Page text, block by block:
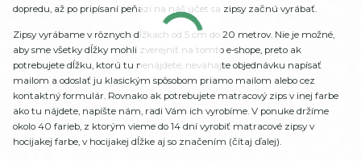
dopredu, až po pripísaní peňazí na náš účet sa zipsy začnú vyrábať.
Zipsy vyrábame v rôznych dĺžkach od 5 cm do 20 metrov. Nie je možné,
aby sme všetky dĺžky mohli zverejniť na tomto e-shope, preto ak
potrebujete dĺžku, ktorú tu nenájdete, neváhajte objednávku napísať
mailom a odoslať ju klasickým spôsobom priamo mailom alebo cez
kontaktný formulár. Rovnako ak potrebujete matracový zips v inej farbe
ako tu nájdete, napíšte nám, radi Vám ich vyrobíme. V ponuke držíme
okolo 40 farieb, z ktorým vieme do 14 dní vyrobiť matracové zipsy v
hocijakej farbe, v hocijakej dĺžke aj so značením (čítaj ďalej).